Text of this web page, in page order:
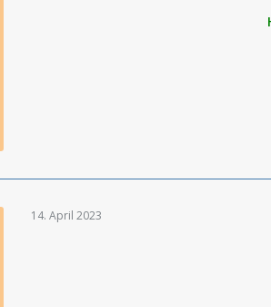
14. April 2023